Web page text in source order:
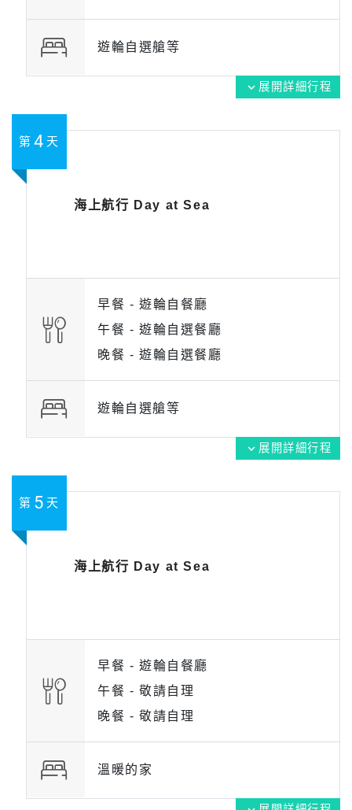
遊輪自選艙等
expand_more展開詳細行程
第 4 天
海上航行 Day at Sea
早餐 - 遊輪自餐廳
午餐 - 遊輪自選餐廳
晚餐 - 遊輪自選餐廳
遊輪自選艙等
expand_more展開詳細行程
第 5 天
海上航行 Day at Sea
早餐 - 遊輪自餐廳
午餐 - 敬請自理
晚餐 - 敬請自理
溫暖的家